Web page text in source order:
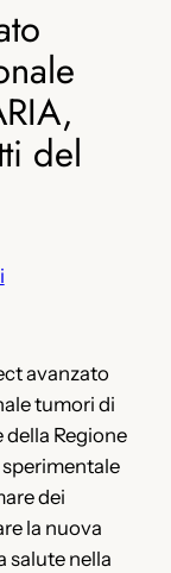
del
avanzato
tumori di
della Regione
dei
la nuova
salute nella